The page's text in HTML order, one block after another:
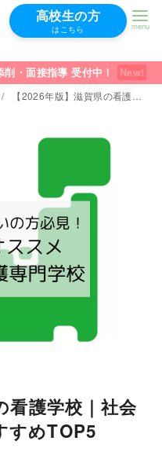
高校生の方
はこちら
・面接指導 受付中！
【2026年版】滋賀県の看護学校｜社会人の学費が安くておすすめTOP5
看護学校｜社会
すめTOP5